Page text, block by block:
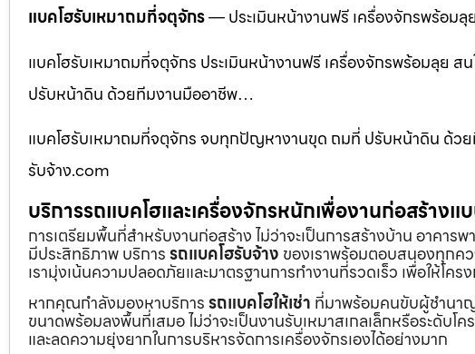
แบคโฮรับเหมาถมที่จตุจักร— ประเมินหน้างานฟรี เครื่องจักรพร้อม
แบคโฮรับเหมาถมที่จตุจักร ประเมินหน้างานฟรี เครื่องจักรพร้อมลุ
ปรับหน้าดิน ด้วยทีมงานมืออาชีพ…
แบคโฮรับเหมาถมที่จตุจักร จบทุกปัญหางานขุด ถมที่ ปรับหน้าดิน ด้ว
รับจ้าง.com
บริการรถแบคโฮและเครื่องจักรหนักเพื่องานก่อสร้างแ
การเตรียมพื้นที่สำหรับงานก่อสร้าง ไม่ว่าจะเป็นการสร้างบ้าน อาคา
มีประสิทธิภาพ บริการรถแบคโฮรับจ้าง ของเราพร้อมตอบสนองทุกค
เรามุ่งเน้นความปลอดภัยและมาตรฐานการทำงานที่รวดเร็ว เพื่อให้โค
หากคุณกำลังมองหาบริการรถแบคโฮให้เช่า ที่มาพร้อมคนขับผู้ชำนาญ
ขนาดพร้อมลงพื้นที่เสมอ ไม่ว่าจะเป็นงานรับเหมาสเกลเล็กหรือระดับโค
และลดความยุ่งยากในการบริหารจัดการเครื่องจักรเองได้อย่างมาก